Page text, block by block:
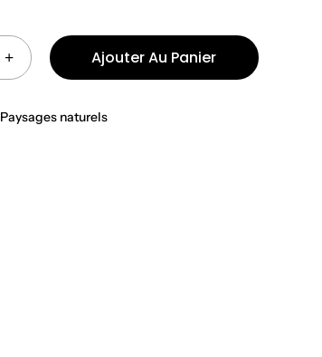
Ajouter Au Panier
Paysages naturels